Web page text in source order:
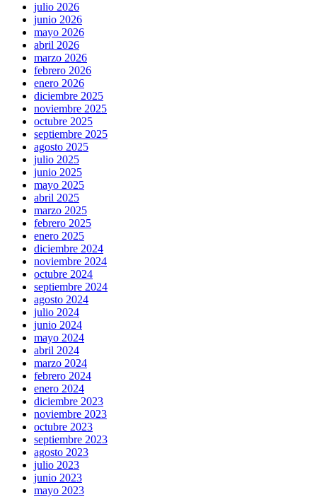
julio 2026
junio 2026
mayo 2026
abril 2026
marzo 2026
febrero 2026
enero 2026
diciembre 2025
noviembre 2025
octubre 2025
septiembre 2025
agosto 2025
julio 2025
junio 2025
mayo 2025
abril 2025
marzo 2025
febrero 2025
enero 2025
diciembre 2024
noviembre 2024
octubre 2024
septiembre 2024
agosto 2024
julio 2024
junio 2024
mayo 2024
abril 2024
marzo 2024
febrero 2024
enero 2024
diciembre 2023
noviembre 2023
octubre 2023
septiembre 2023
agosto 2023
julio 2023
junio 2023
mayo 2023